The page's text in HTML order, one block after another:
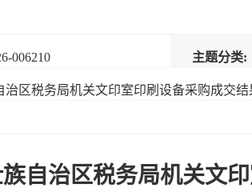
006210 主题分类:
治区税务局机关文印室印刷设备采购成交结
自治区税务局机关文